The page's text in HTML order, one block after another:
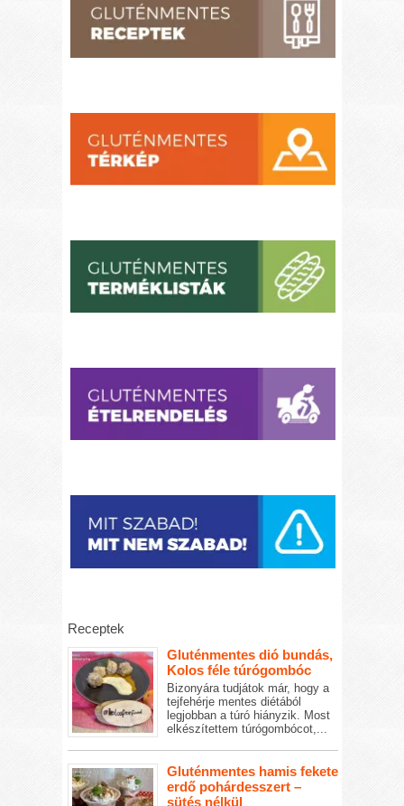
Receptek
Gluténmentes dió bundás,
Kolos féle túrógombóc
Bizonyára tudjátok már, hogy a
tejfehérje mentes diétából
legjobban a túró hiányzik. Most
elkészítettem túrógombócot,...
Gluténmentes hamis fekete
erdő pohárdesszert –
sütés nélkül